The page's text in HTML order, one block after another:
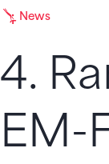
News
4.
EM-